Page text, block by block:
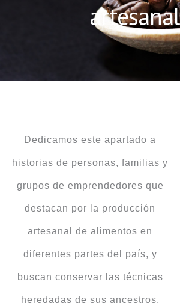
artesanal​
Dedicamos este apartado a
historias de personas, familias y
grupos de emprendedores que
destacan por la producción
artesanal de alimentos en
diferentes partes del país, y
buscan conservar las técnicas
heredadas de sus ancestros,